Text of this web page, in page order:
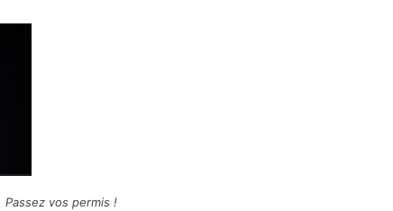
Passez vos permis !